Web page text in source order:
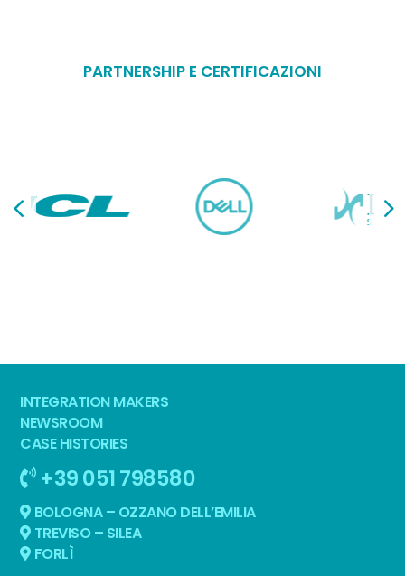
PARTNERSHIP E CERTIFICAZIONI
INTEGRATION MAKERS
NEWSROOM
CASE HISTORIES
+39 051 798580
BOLOGNA – OZZANO DELL’EMILIA
TREVISO – SILEA
FORLÌ